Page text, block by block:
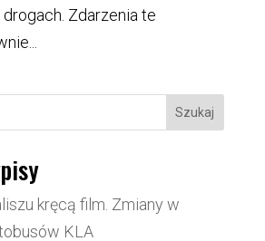
Zdarzenia te
Szukaj
kręcą film. Zmiany w
KLA